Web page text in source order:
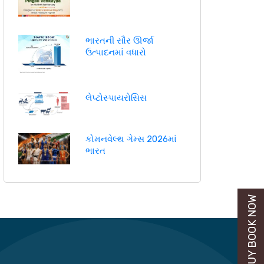
ભારતની સૌર ઊર્જા
ઉત્પાદનમાં વધારો
લેપ્ટોસ્પાયરોસિસ
કોમનવેલ્થ ગેમ્સ 2026માં
ભારત
BUY BOOK NOW